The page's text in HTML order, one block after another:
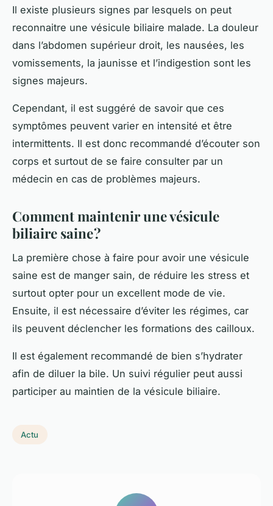
Il existe plusieurs signes par lesquels on peut
reconnaitre une vésicule biliaire malade. La douleur
dans l’abdomen supérieur droit, les nausées, les
vomissements, la jaunisse et l’indigestion sont les
signes majeurs.
Cependant, il est suggéré de savoir que ces
symptômes peuvent varier en intensité et être
intermittents. Il est donc recommandé d’écouter son
corps et surtout de se faire consulter par un
médecin en cas de problèmes majeurs.
Comment maintenir une vésicule
biliaire saine ?
La première chose à faire pour avoir une vésicule
saine est de manger sain, de réduire les stress et
surtout opter pour un excellent mode de vie.
Ensuite, il est nécessaire d’éviter les régimes, car
ils peuvent déclencher les formations des cailloux.
Il est également recommandé de bien s’hydrater
afin de diluer la bile. Un suivi régulier peut aussi
participer au maintien de la vésicule biliaire.
Actu